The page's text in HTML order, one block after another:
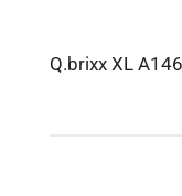
Q.brixx XL